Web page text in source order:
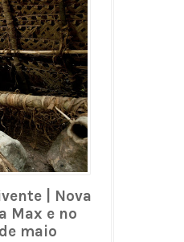
| Nova
Max e no
maio